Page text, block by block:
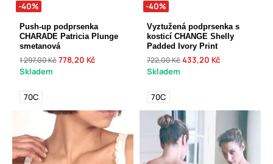
-40%
Push-up podprsenka
CHARADE Patricia Plunge
smetanová
1 297,00 Kč778,20 Kč
Skladem
70C
-40%
Vyztužená podprsenka s
kosticí CHANGE Shelly
Padded Ivory Print
722,00 Kč433,20 Kč
Skladem
70C